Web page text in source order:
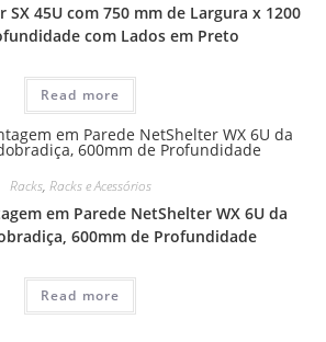
45U com 750 mm de Largura x 1200
com Lados em Preto
Read more
Racks, Racks e Acessórios
em Parede NetShelter WX 6U da
600mm de Profundidade
Read more